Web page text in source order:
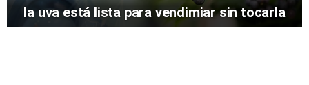
la uva está lista para vendimiar sin tocarla